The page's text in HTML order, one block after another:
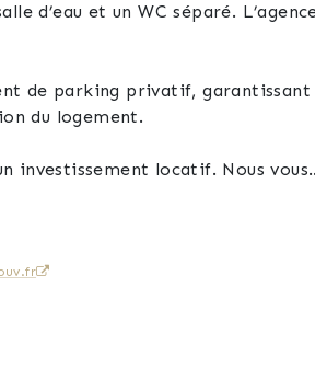
d’eau et un WC séparé.
de parking privatif, garantissant
du logement.
investissement locatif. Nous vous